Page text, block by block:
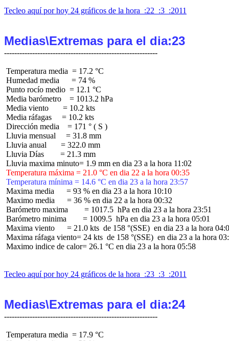
Tecleo aquí por hoy 24 gráficos de la hora  :22  :3  :2011
Medias\Extremas para el dia:23
Temperatura media  = 17.2 °C
Humedad media      = 74 %
Punto rocío medio  = 12.1 °C
Media barómetro    = 1013.2 hPa
Media viento       = 10.2 kts
Media ráfagas     = 10.2 kts
Dirección media    = 171 ° ( S )
Lluvia mensual     = 31.8 mm
Lluvia anual       = 322.0 mm
Lluvia Días        = 21.3 mm
Temperatura máxima = 21.0 °C en dia 22 a la hora 00:35
Temperatura mínima = 14.6 °C en dia 23 a la hora 23:57
Maxima media      = 93 % en dia 23 a la hora 10:10
Maximo media      = 36 % en dia 22 a la hora 00:32
Barómetro maxima        = 1017.5  hPa en dia 23 a la hora 23:51
Barómetro minima        = 1009.5  hPa en dia 23 a la hora 05:01
Maxima viento      = 21.0 kts  de 158 °(SSE)  en dia 23 a la hora
Maxima ráfaga viento= 24 kts  de 158 °(SSE)  en dia 23 a la hora
Maximo indice de calor= 26.1 °C en dia 23 a la hora 05:58
Tecleo aquí por hoy 24 gráficos de la hora  :23  :3  :2011
Medias\Extremas para el dia:24
Temperatura media  = 17.9 °C